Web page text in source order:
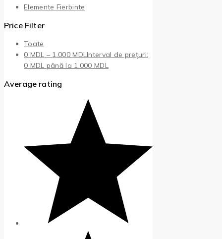
Elemente Fierbinte
Price Filter
Toate
0 MDL – 1.000MDLInterval de prețuri:
0 MDL până la 1.000 MDL
Average rating